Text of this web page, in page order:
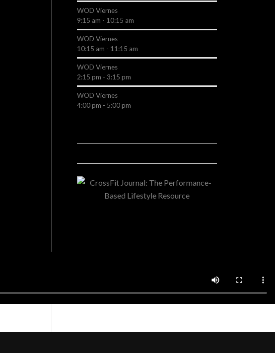
WOD Viernes
9:15 am - 10:15 am
WOD Viernes
10:15 am - 11:15 am
WOD Viernes
2:15 pm - 3:15 pm
WOD Viernes
4:00 pm - 5:00 pm